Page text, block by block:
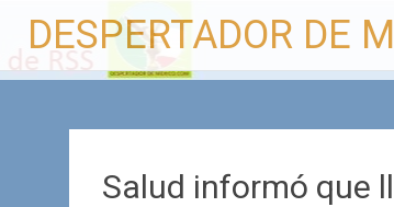
contenido
DESPERTADOR DE
Salud informó que